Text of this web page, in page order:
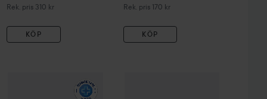
Rek. pris 310 kr
Rekommenderat pris 310 kr
KÖP
Rek. pris 170 kr
Rekommenderat pris 170 kr
KÖP
Rekommenderat pris 370 kr
Artist's Secret